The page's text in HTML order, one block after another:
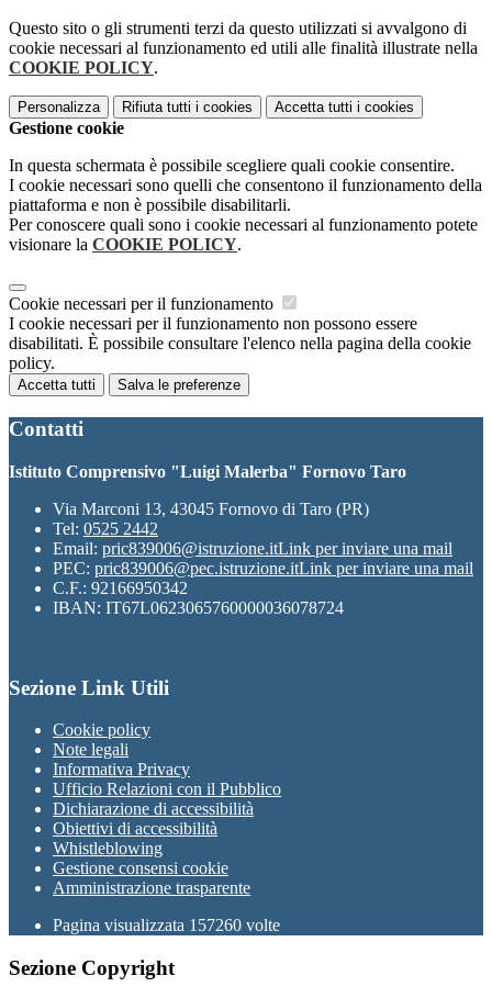
Questo sito o gli strumenti terzi da questo utilizzati si avvalgono di
cookie necessari al funzionamento ed utili alle finalità illustrate nella
COOKIE POLICY.
Personalizza Rifiuta tutti i cookies Accetta tutti i cookies
Gestione cookie
In questa schermata è possibile scegliere quali cookie consentire.
I cookie necessari sono quelli che consentono il funzionamento della
piattaforma e non è possibile disabilitarli.
Per conoscere quali sono i cookie necessari al funzionamento potete
visionare la COOKIE POLICY.
Cookie necessari per il funzionamento
I cookie necessari per il funzionamento non possono essere
disabilitati. È possibile consultare l'elenco nella pagina della cookie
policy.
Accetta tutti Salva le preferenze
Contatti
Istituto Comprensivo "Luigi Malerba" Fornovo Taro
Via Marconi 13, 43045 Fornovo di Taro (PR)
Tel: 0525 2442
Email: pric839006@istruzione.itLink per inviare una mail
PEC: pric839006@pec.istruzione.itLink per inviare una mail
C.F.: 92166950342
IBAN: IT67L0623065760000036078724
Sezione Link Utili
Cookie policy
Note legali
Informativa Privacy
Ufficio Relazioni con il Pubblico
Dichiarazione di accessibilità
Obiettivi di accessibilità
Whistleblowing
Gestione consensi cookie
Amministrazione trasparente
Pagina visualizzata 157260 volte
Sezione Copyright